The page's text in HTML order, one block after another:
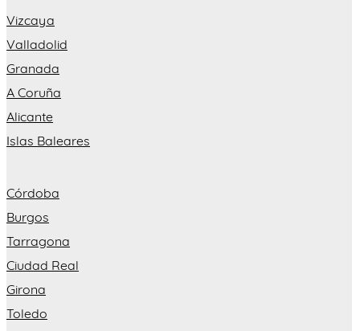
Vizcaya
Valladolid
Granada
A Coruña
Alicante
Islas Baleares
Córdoba
Burgos
Tarragona
Ciudad Real
Girona
Toledo